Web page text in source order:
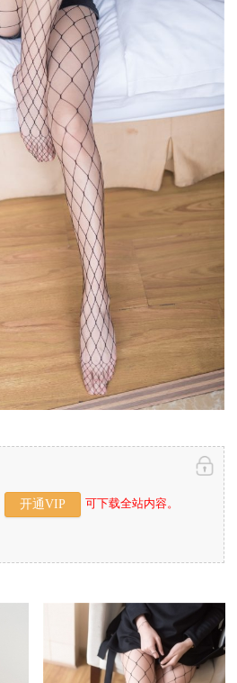
开通VIP 可下载全站内容。